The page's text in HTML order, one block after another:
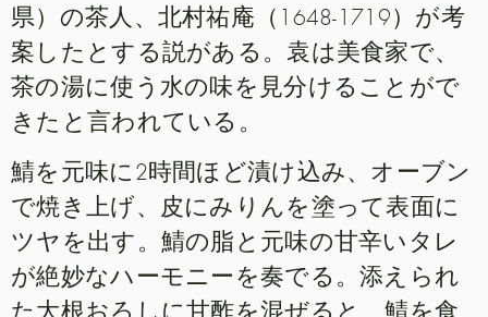
県）の茶人、北村祐庵（1648-1719）が考
案したとする説がある。袁は美食家で、
茶の湯に使う水の味を見分けることがで
きたと言われている。
鯖を元味に2時間ほど漬け込み、オーブン
で焼き上げ、皮にみりんを塗って表面に
ツヤを出す。鯖の脂と元味の甘辛いタレ
が絶妙なハーモニーを奏でる。添えられ
た大根おろしに甘酢を混ぜると、鯖を食